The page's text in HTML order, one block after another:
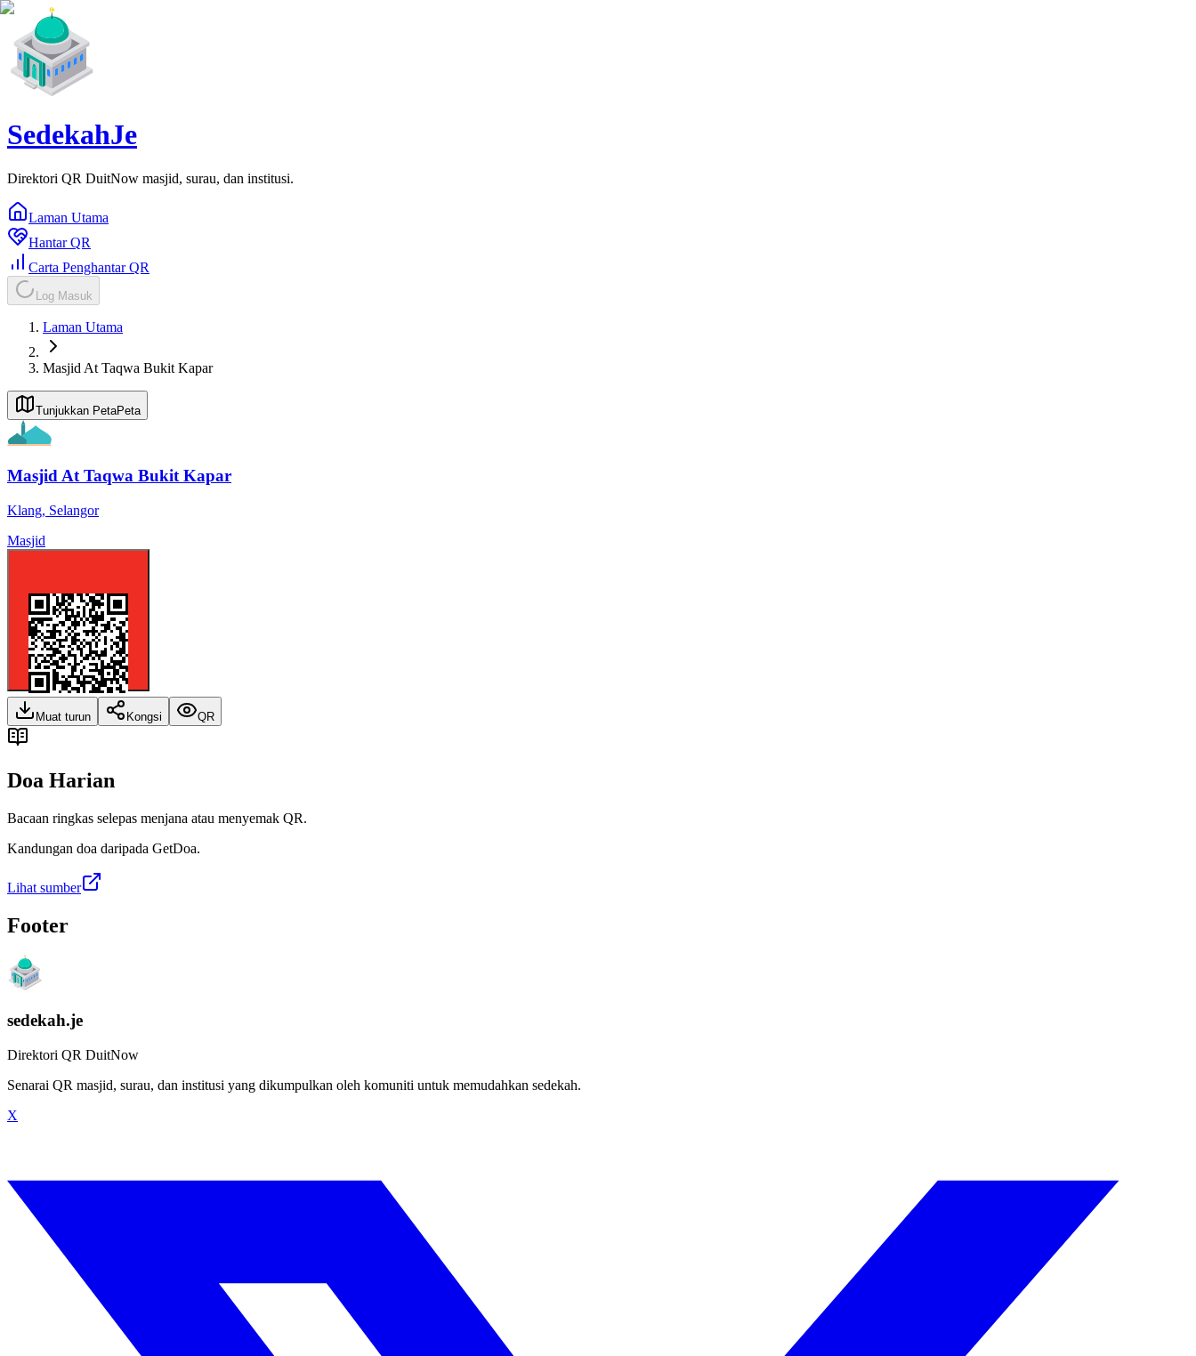
SedekahJe
Direktori QR DuitNow masjid, surau, dan institusi.
Laman Utama
Hantar QR
Carta Penghantar QR
Log Masuk
Laman Utama
Masjid At Taqwa Bukit Kapar
Tunjukkan PetaPeta
Masjid At Taqwa Bukit Kapar
Klang, Selangor
Masjid
Muat turun Kongsi QR
Doa Harian
Bacaan ringkas selepas menjana atau menyemak QR.
Kandungan doa daripada GetDoa.
Lihat sumber
Footer
sedekah.je
Direktori QR DuitNow
Senarai QR masjid, surau, dan institusi yang dikumpulkan oleh komuniti untuk memudahkan sedekah.
X